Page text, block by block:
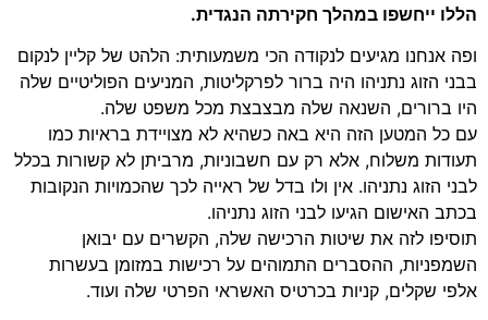
הללו ייחשפו במהלך חקירתה הנגדית.
ופה אנחנו מגיעים לנקודה הכי משמעותית: הלהט של קליין לנקום
בבני הזוג נתניהו היה ברור לפרקליטות, המניעים הפוליטיים שלה
היו ברורים, השנאה שלה מבצבצת מכל משפט שלה.
עם כל המטען הזה היא באה כשהיא לא מצויידת בראיות כמו
תעודות משלוח, אלא רק עם חשבוניות, מרביתן לא קשורות בכלל
לבני הזוג נתניהו. אין ולו בדל של ראייה לכך שהכמויות הנקובות
בכתב האישום הגיעו לבני הזוג נתניהו.
תוסיפו לזה את שיטות הרכישה שלה, הקשרים עם יבואן
השמפניות, ההסברים התמוהים על רכישות במזומן בעשרות
אלפי שקלים, קניות בכרטיס האשראי הפרטי שלה ועוד.